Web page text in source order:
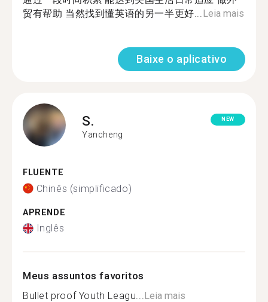
贸有帮助 当然找到懂英语的另一半更好...Leia mais
Baixe o aplicativo
S.
Yancheng
NEW
FLUENTE
Chinês (simplificado)
APRENDE
Inglês
Meus assuntos favoritos
Bullet proof Youth Leagu...Leia mais